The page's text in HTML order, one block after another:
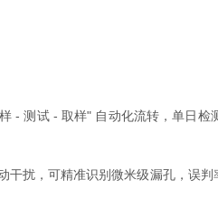
- 测试 - 取样" 自动化流转，单日检
干扰，可精准识别微米级漏孔，误判